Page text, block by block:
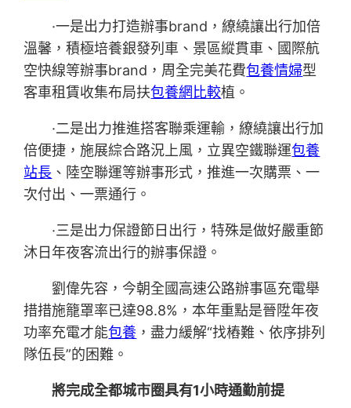
·一是出力打造辦事brand，繚繞讓出行加倍
溫馨，積極培養銀發列車、景區縱貫車、國際航
空快線等辦事brand，周全完美花費包養情婦型
客車租賃收集布局扶包養網比較植。
·二是出力推進搭客聯乘運輸，繚繞讓出行加
倍便捷，施展綜合路況上風，立異空鐵聯運包養
站長 、陸空聯運等辦事形式，推進一次購票、一
次付出、一票通行。
·三是出力保證節日出行，特殊是做好嚴重節
沐日年夜客流出行的辦事保證。
劉偉先容，今朝全國高速公路辦事區充電舉
措措施籠罩率已達98.8%，本年重點是晉陞年夜
功率充電才能包養 ，盡力緩解“找樁難、依序排列
隊伍長”的困難。
將完成全都城市圈具有1小時通勤前提